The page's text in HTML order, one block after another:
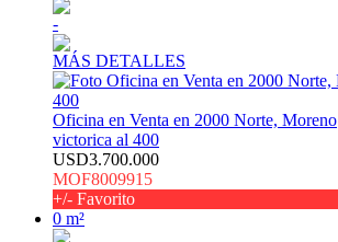
-
MÁS DETALLES
Oficina en Venta en 2000 Norte, Moreno
victorica al 400
USD3.700.000
MOF8009915
+/- Favorito
0 m²